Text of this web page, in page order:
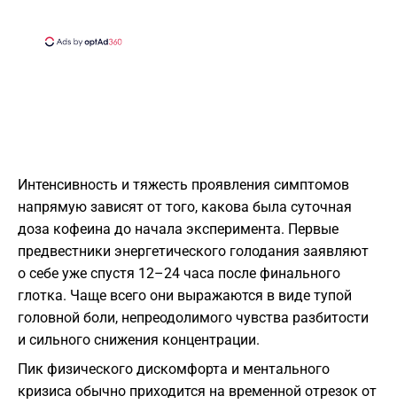
Интенсивность и тяжесть проявления симптомов
напрямую зависят от того, какова была суточная
доза кофеина до начала эксперимента. Первые
предвестники энергетического голодания заявляют
о себе уже спустя 12–24 часа после финального
глотка. Чаще всего они выражаются в виде тупой
головной боли, непреодолимого чувства разбитости
и сильного снижения концентрации.
Пик физического дискомфорта и ментального
кризиса обычно приходится на временной отрезок от